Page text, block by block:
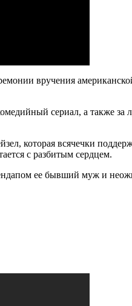
вручения
сериал, а также за
которая всячечки
с разбитым сердцем.
ее бывший муж и